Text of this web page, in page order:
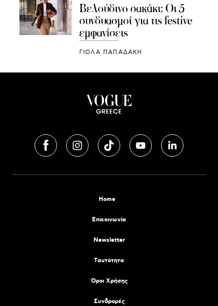
Βελούδινο σακάκι: Οι 5
συνδυασμοί για τις festive
εμφανίσεις
ΓΙΌΛΑ ΠΑΠΑΔΆΚΗ
Home
Επικοινωνία
Newsletter
Tαυτότητα
Όροι Χρήσης
Συνδρομές